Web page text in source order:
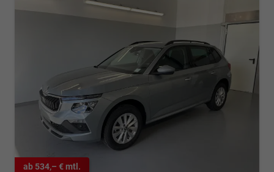
ab 534,– € mtl.